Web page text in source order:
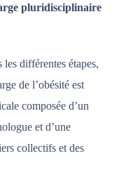
pluridisciplinaire
les différentes étapes,
de l’obésité est
composée d’un
et d’une
collectifs et des